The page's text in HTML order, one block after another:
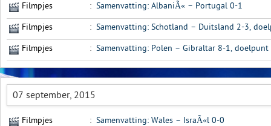
Filmpjes : Samenvatting: AlbaniÃ« – Portugal 0-1
Filmpjes : Samenvatting: Schotland – Duitsland 2-3,
Filmpjes : Samenvatting: Polen – Gibraltar 8-1,
07 september, 2015
Filmpjes : Samenvatting: Wales – IsraÃ«l 0-0